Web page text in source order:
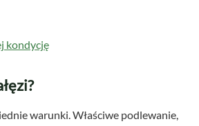
kondycję
warunki. Właściwe podlewanie,